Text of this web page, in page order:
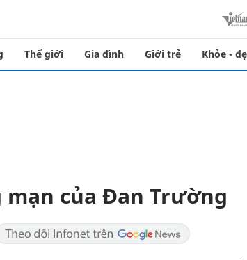
Thế giới Gia đình Giới trẻ Khỏe -
của Đan Trường